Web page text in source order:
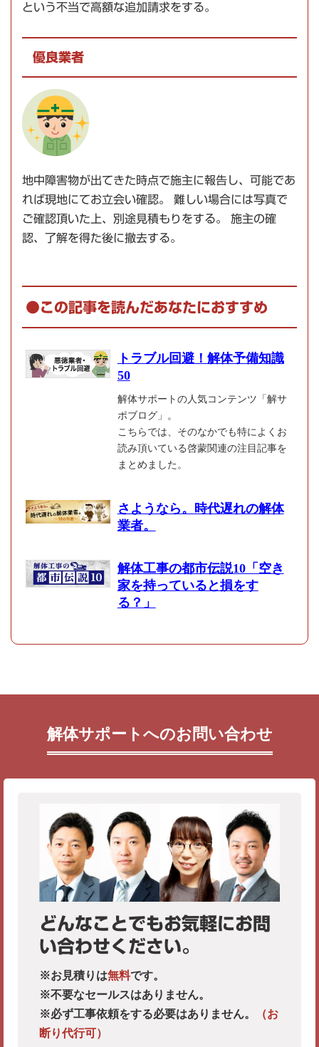
という不当で高額な追加請求をする。
優良業者
地中障害物が出てきた時点で施主に報告し、可能であ
れば現地にてお立会い確認。 難しい場合には写真で
ご確認頂いた上、 別途見積もり をする。 施主の確
認、 了解を得た後に撤去する。
●この記事を読んだあなたにおすすめ
トラブル回避！解体予備知識
50
解体サポートの人気コンテンツ「解サ
ポブログ」。
こちらでは、そのなかでも特によくお
読み頂いている啓蒙関連の注目記事を
まとめました。
さようなら。時代遅れの解体
業者。
解体工事の都市伝説10「空き
家を持っていると損をす
る？」
解体サポートへのお問い合わせ
どんなことでもお気軽にお問
い合わせください。
※お見積りは無料です。
※不要なセールスはありません。
※必ず工事依頼をする必要はありません。
（お
断り代行可）